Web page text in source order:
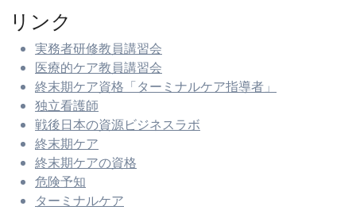
リンク
実務者研修教員講習会
医療的ケア教員講習会
終末期ケア資格「ターミナルケア指導者」
独立看護師
戦後日本の資源ビジネスラボ
終末期ケア
終末期ケアの資格
危険予知
ターミナルケア